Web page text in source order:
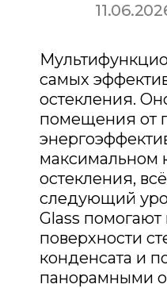
самых
остекления.
помещения от
максимальном
остекления,
следующий
Glass
поверхности
конденсата и
панорамными